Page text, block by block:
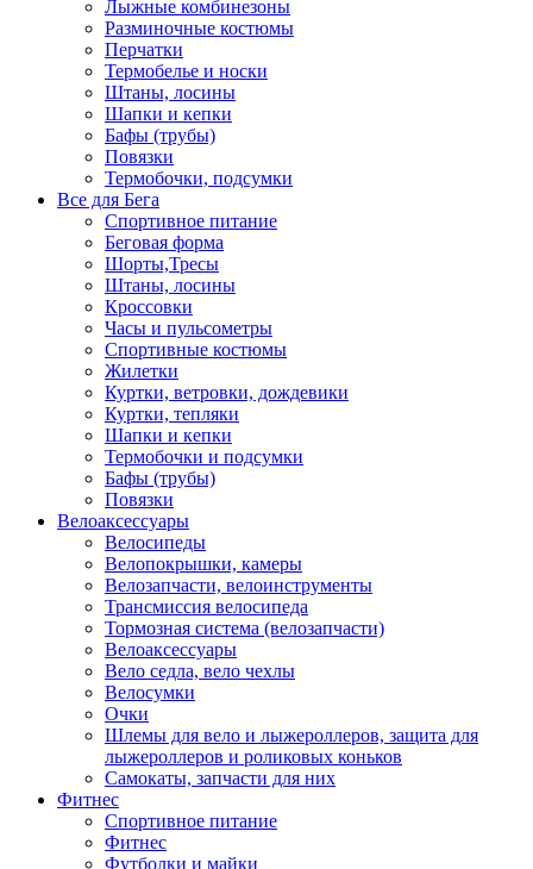
Лыжные комбинезоны
Разминочные костюмы
Перчатки
Термобелье и носки
Штаны, лосины
Шапки и кепки
Бафы (трубы)
Повязки
Термобочки, подсумки
Все для Бега
Спортивное питание
Беговая форма
Шорты,Тресы
Штаны, лосины
Кроссовки
Часы и пульсометры
Спортивные костюмы
Жилетки
Куртки, ветровки, дождевики
Куртки, тепляки
Шапки и кепки
Термобочки и подсумки
Бафы (трубы)
Повязки
Велоаксессуары
Велосипеды
Велопокрышки, камеры
Велозапчасти, велоинструменты
Трансмиссия велосипеда
Тормозная система (велозапчасти)
Велоаксессуары
Вело седла, вело чехлы
Велосумки
Очки
Шлемы для вело и лыжероллеров, защита для
лыжероллеров и роликовых коньков
Самокаты, запчасти для них
Фитнес
Спортивное питание
Фитнес
Футболки и майки